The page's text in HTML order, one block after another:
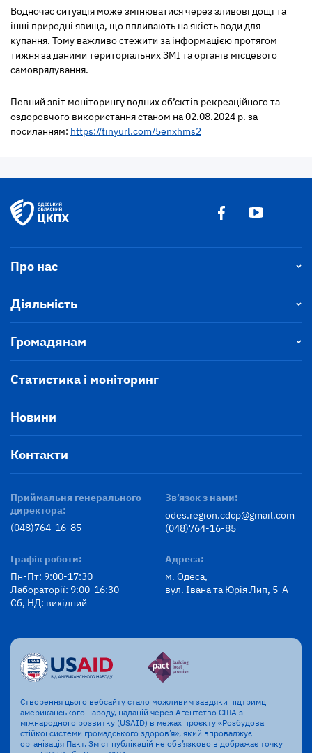
Водночас ситуація може змінюватися через зливові дощі та
інші природні явища, що впливають на якість води для
купання. Тому важливо стежити за інформацією протягом
тижня за даними територіальних ЗМІ та органів місцевого
самоврядування.
Повний звіт моніторингу водних об’єктів рекреаційного та
оздоровчого використання станом на 02.08.2024 р. за
посиланням: https://tinyurl.com/5enxhms2
Про нас
Діяльність
Громадянам
Статистика і моніторинг
Новини
Контакти
Приймальня генерального
директора:
(048)764-16-85
Зв’язок з нами:
odes.region.cdcp@gmail.com
(048)764-16-85
Графік роботи:
Пн-Пт: 9:00-17:30
Лабораторії: 9:00-16:30
Сб, НД: вихідний
Адреса:
м. Одеса,
вул. Івана та Юрія Лип, 5-А
Створення цього вебсайту стало можливим завдяки підтримці
американського народу, наданій через Агентство США з
міжнародного розвитку (USAID) в межах проєкту «Розбудова
стійкої системи громадського здоров’я», який впроваджує
організація Пакт. Зміст публікацій не обв’язково відображає точку